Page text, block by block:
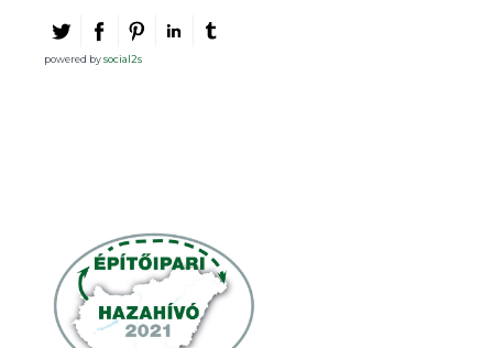
powered bysocial2s